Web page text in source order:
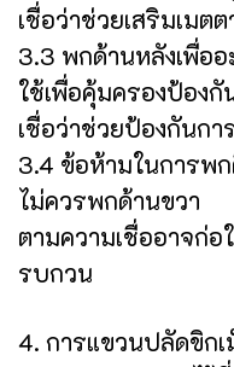
เชื่อว่าช่วยเสริมเมต
3.3 พกด้านหลังเพื่ออ
ใช้เพื่อคุ้มครองป้องกั
เชื่อว่าช่วยป้องกันก
3.4 ข้อห้ามในการพ
ไม่ควรพกด้านขวา
ตามความเชื่ออาจก่
รบกวน
4. การแขวนปลัดขิก